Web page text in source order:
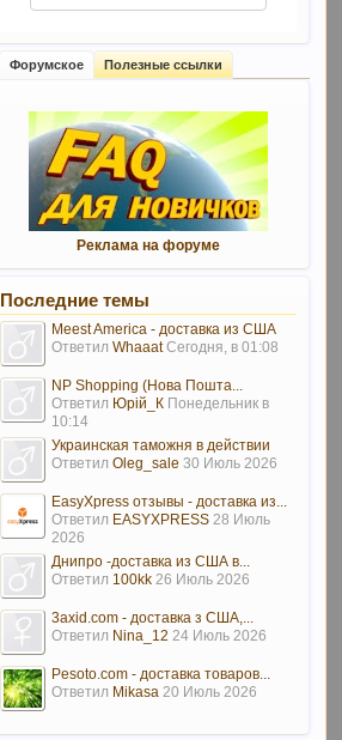
Форумское Полезные ссылки
Реклама на форуме
Последние темы
Meest America - доставка из США
Ответил Whaaat Сегодня, в 01:08
NP Shopping (Нова Пошта...
Ответил Юрій_К Понедельник в
10:14
Украинская таможня в действии
Ответил Oleg_sale 30 Июль 2026
EasyXpress отзывы - доставка из...
Ответил EASYXPRESS 28 Июль
2026
Днипро -доставка из США в...
Ответил 100kk 26 Июль 2026
3axid.com - доставка з США,...
Ответил Nina_12 24 Июль 2026
Pesoto.com - доставка товаров...
Ответил Mikasa 20 Июль 2026